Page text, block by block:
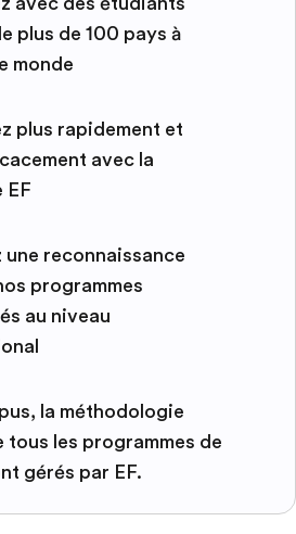
plus de 100 pays à
monde
plus rapidement et
avec la
EF
une reconnaissance
programmes
au niveau
la méthodologie
tous les programmes de
gérés par EF.